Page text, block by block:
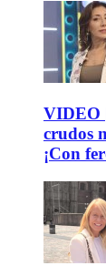
VIDEO
crudos
¡Con